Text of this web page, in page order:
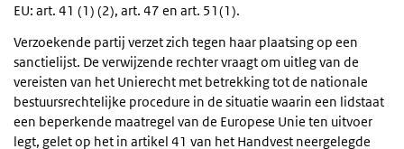
EU: art. 41 (1) (2), art. 47 en art. 51(1).
Verzoekende partij verzet zich tegen haar plaatsing op een
sanctielijst. De verwijzende rechter vraagt om uitleg van de
vereisten van het Unierecht met betrekking tot de nationale
bestuursrechtelijke procedure in de situatie waarin een lidstaat
een beperkende maatregel van de Europese Unie ten uitvoer
legt, gelet op het in artikel 41 van het Handvest neergelegde